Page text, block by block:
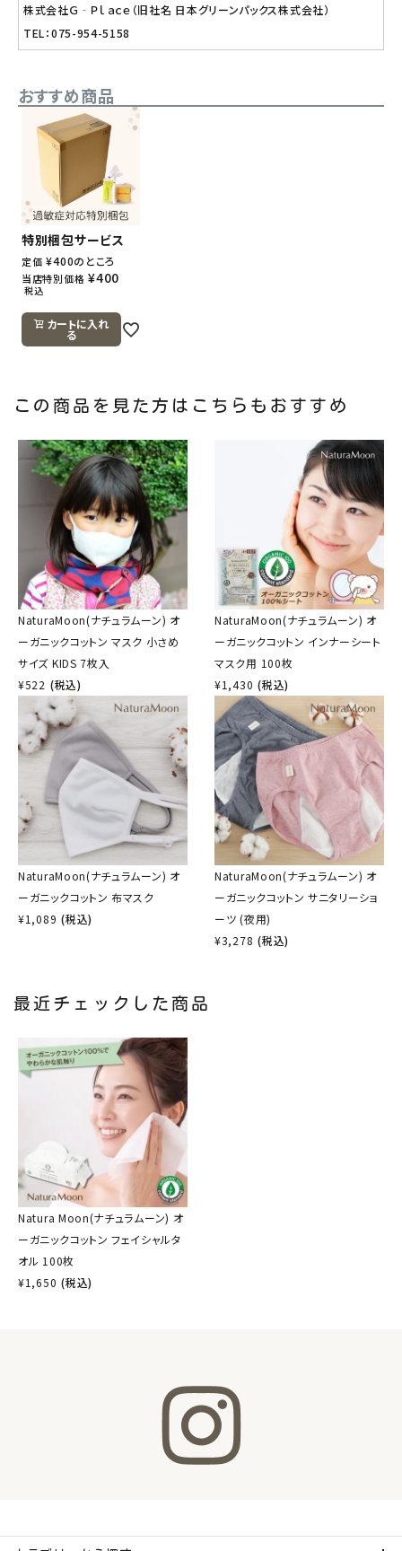
株式会社Ｇ‐Ｐｌａｃｅ（旧社名 日本グリーンパックス株式会社）
TEL：075-954-5158
おすすめ商品
特別梱包サービス
定価 ¥400のところ
当店特別価格 ¥400
税込
カートに入れ
る
この商品を見た方はこちらもおすすめ
NaturaMoon(ナチュラムーン) オ
ーガニックコットン マスク 小さめ
サイズ KIDS 7枚入
¥522 (税込)
NaturaMoon(ナチュラムーン) オ
ーガニックコットン インナーシート
マスク用 100枚
¥1,430 (税込)
NaturaMoon(ナチュラムーン) オ
ーガニックコットン 布マスク
¥1,089 (税込)
NaturaMoon(ナチュラムーン) オ
ーガニックコットン サニタリーショ
ーツ (夜用)
¥3,278 (税込)
最近チェックした商品
Natura Moon(ナチュラムーン) オ
ーガニックコットン フェイシャルタ
オル 100枚
¥1,650 (税込)